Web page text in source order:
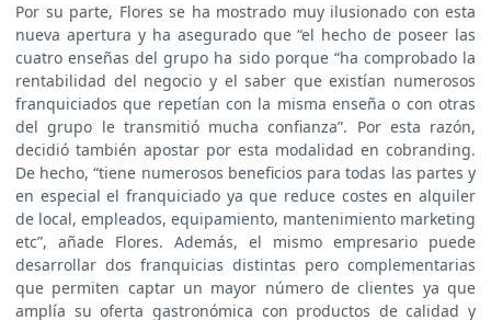
Por su parte, Flores se ha mostrado muy ilusionado con esta
nueva apertura y ha asegurado que “el hecho de poseer las
cuatro enseñas del grupo ha sido porque “ha comprobado la
rentabilidad del negocio y el saber que existían numerosos
franquiciados que repetían con la misma enseña o con otras
del grupo le transmitió mucha confianza”. Por esta razón,
decidió también apostar por esta modalidad en cobranding.
De hecho, “tiene numerosos beneficios para todas las partes y
en especial el franquiciado ya que reduce costes en alquiler
de local, empleados, equipamiento, mantenimiento marketing
etc”, añade Flores. Además, el mismo empresario puede
desarrollar dos franquicias distintas pero complementarias
que permiten captar un mayor número de clientes ya que
amplía su oferta gastronómica con productos de calidad y